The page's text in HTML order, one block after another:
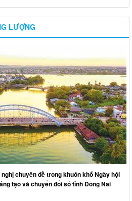
LƯỢNG
chuyên đề trong khuôn khổ Ngày hội
tạo và chuyển đổi số tỉnh Đồng Nai